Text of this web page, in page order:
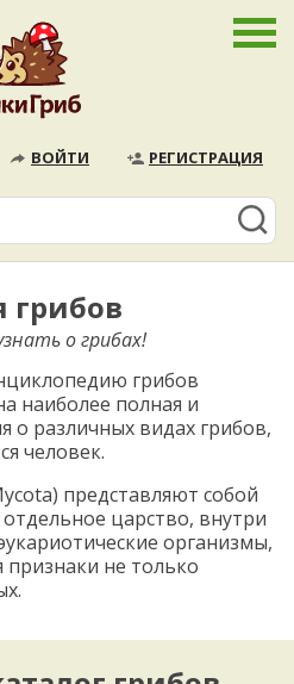
ВОЙТИ РЕГИСТРАЦИЯ
грибов
о грибах!
грибов
наиболее полная и
о различных видах грибов,
человек.
представляют собой
царство, внутри
организмы,
не только